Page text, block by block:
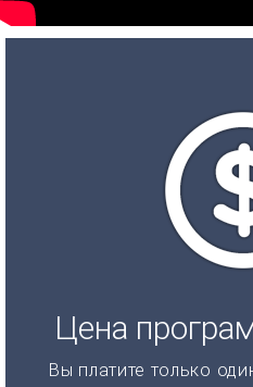
Цена
Вы платите только